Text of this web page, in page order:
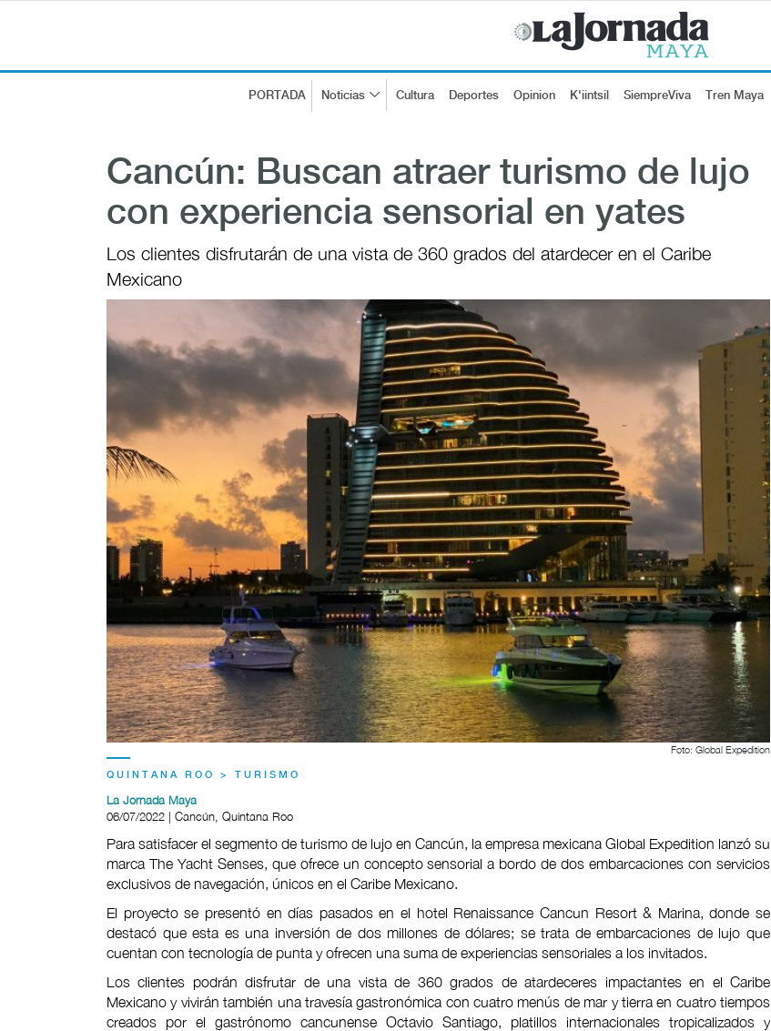
PORTADA Noticias Cultura Deportes Opinion K'iintsil SiempreViva Tren Maya
Cancún: Buscan atraer turismo de lujo
con experiencia sensorial en yates
Los clientes disfrutarán de una vista de 360 grados del atardecer en el Caribe
Mexicano
Foto: Global Expedition
QUINTANA ROO > TURISMO
La Jornada Maya
06/07/2022 | Cancún, Quintana Roo
Para satisfacer el segmento de turismo de lujo en Cancún, la empresa mexicana Global Expedition lanzó su
marca The Yacht Senses, que ofrece un concepto sensorial a bordo de dos embarcaciones con servicios
exclusivos de navegación, únicos en el Caribe Mexicano.
El proyecto se presentó en días pasados en el hotel Renaissance Cancun Resort & Marina, donde se
destacó que esta es una inversión de dos millones de dólares; se trata de embarcaciones de lujo que
cuentan con tecnología de punta y ofrecen una suma de experiencias sensoriales a los invitados.
Los clientes podrán disfrutar de una vista de 360 grados de atardeceres impactantes en el Caribe
Mexicano y vivirán también una travesía gastronómica con cuatro menús de mar y tierra en cuatro tiempos
creados por el gastrónomo cancunense Octavio Santiago, platillos internacionales tropicalizados y